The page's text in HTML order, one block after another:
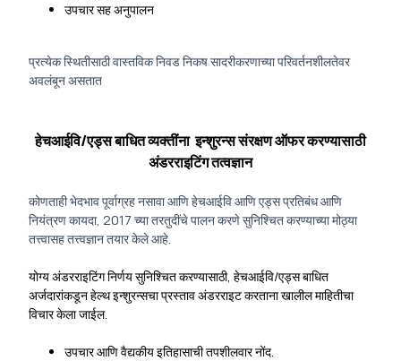
उपचार सह अनुपालन
प्रत्येक स्थितीसाठी वास्तविक निवड निकष सादरीकरणाच्या परिवर्तनशीलतेवर
अवलंबून असतात
हेचआईवि/एड्स बाधित व्यक्तींना इन्शुरन्स संरक्षण ऑफर करण्यासाठी
अंडरराइटिंग तत्वज्ञान
कोणताही भेदभाव पूर्वाग्रह नसावा आणि हेचआईवि आणि एड्स प्रतिबंध आणि
नियंत्रण कायदा, 2017 च्या तरतुदींचे पालन करणे सुनिश्चित करण्याच्या मोठ्या
तत्त्वासह तत्त्वज्ञान तयार केले आहे.
योग्य अंडरराइटिंग निर्णय सुनिश्चित करण्यासाठी, हेचआईवि/एड्स बाधित
अर्जदारांकडून हेल्थ इन्शुरन्सचा प्रस्ताव अंडरराइट करताना खालील माहितीचा
विचार केला जाईल.
उपचार आणि वैद्यकीय इतिहासाची तपशीलवार नोंद.